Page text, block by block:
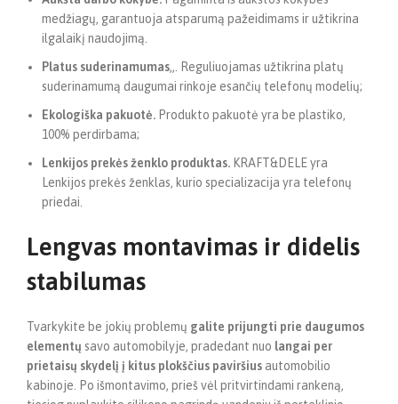
medžiagų, garantuoja atsparumą pažeidimams ir užtikrina
ilgalaikį naudojimą.
Platus suderinamumas„. Reguliuojamas užtikrina platų
suderinamumą daugumai rinkoje esančių telefonų modelių;
Ekologiška pakuotė. Produkto pakuotė yra be plastiko,
100% perdirbama;
Lenkijos prekės ženklo produktas. KRAFT&DELE yra
Lenkijos prekės ženklas, kurio specializacija yra telefonų
priedai.
Lengvas montavimas ir didelis
stabilumas
Tvarkykite be jokių problemų galite prijungti prie daugumos
elementų savo automobilyje, pradedant nuo langai per
prietaisų skydelį į kitus plokščius paviršius automobilio
kabinoje. Po išmontavimo, prieš vėl pritvirtindami rankeną,